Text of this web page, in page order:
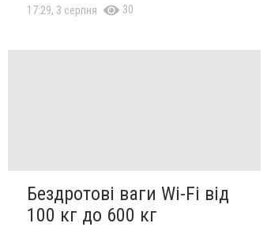
17:29, 3 серпня 30
Бездротові ваги Wi-Fi від
100 кг до 600 кг